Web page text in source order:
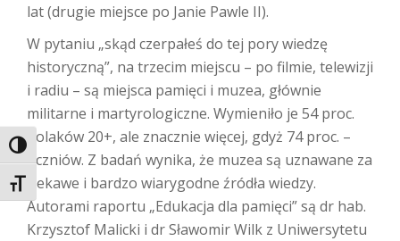
TOGGLE HIGH CONTRAST
TOGGLE FONT SIZE
lat (drugie miejsce po Janie Pawle II).
W pytaniu „skąd czerpałeś do tej pory wiedzę
historyczną”, na trzecim miejscu – po filmie, telewizji
i radiu – są miejsca pamięci i muzea, głównie
militarne i martyrologiczne. Wymieniło je 54 proc.
Polaków 20+, ale znacznie więcej, gdyż 74 proc. –
uczniów. Z badań wynika, że muzea są uznawane za
ciekawe i bardzo wiarygodne źródła wiedzy.
Autorami raportu „Edukacja dla pamięci” są dr hab.
Krzysztof Malicki i dr Sławomir Wilk z Uniwersytetu